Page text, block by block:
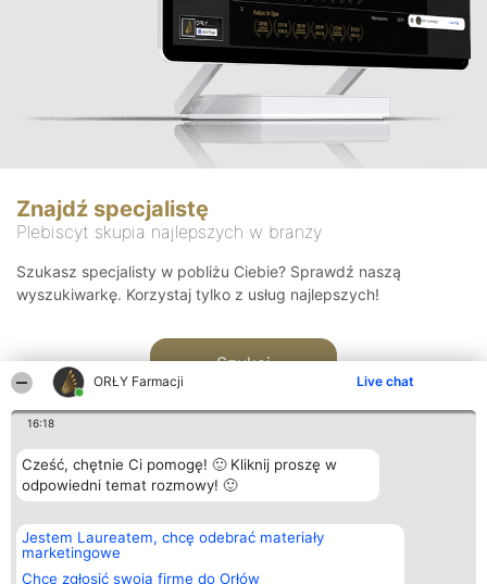
ORŁY Farmacji Live chat
16:18
Cześć, chętnie Ci pomogę! 🙂 Kliknij proszę w
odpowiedni temat rozmowy! 🙂
Jestem Laureatem, chcę odebrać materiały
marketingowe
Chcę zgłosić swoją firmę do Orłów
Znajdź specjalistę
Plebiscyt skupia najlepszych w branży
Szukasz specjalisty w pobliżu Ciebie? Sprawdź naszą
wyszukiwarkę. Korzystaj tylko z usług najlepszych!
Szukaj
Organizator plebiscytu
Bright Side Solutions sp. z o.
o. sp. k.
ul. Ruska 22
Plebiscyt
Laureaci
wszystkich
Kontakt
Kontakt